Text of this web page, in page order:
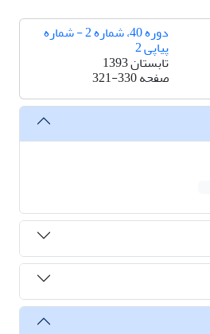
دوره 40، شماره 2 - شماره
پیاپی 2
تابستان 1393
صفحه321-330